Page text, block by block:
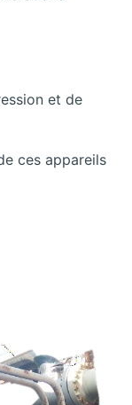
et de
ces appareils